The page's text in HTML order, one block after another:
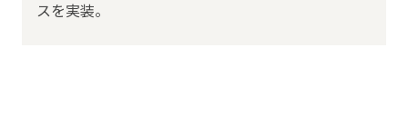
スを実装。